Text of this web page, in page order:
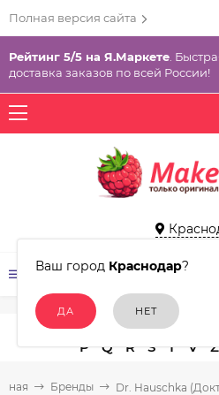
Полная версия сайта
Рейтинг 5/5 на Я.Маркете .
доставка заказов по всей России!
Ваш город Краснодар?
КАТАЛОГ ТОВАРОВ
A C D E
P
Q R S T V Z
Бренды Dr. Hauschka